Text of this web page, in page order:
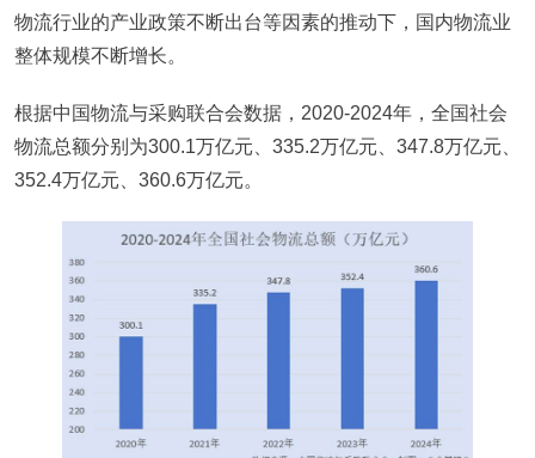
物流行业的产业政策不断出台等因素的推动下，国内物流业
整体规模不断增长。
根据中国物流与采购联合会数据，2020-2024年，全国社会
物流总额分别为300.1万亿元、335.2万亿元、347.8万亿元、
352.4万亿元、360.6万亿元。